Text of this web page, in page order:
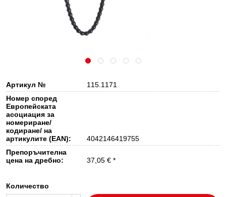
Артикул №
115.1171
Номер според
Европейската
асоциация за
номериране/
кодиране/ на
артикулите (EAN):
4042146419755
Препоръчителна
цена на дребно:
37,05 € *
Количество